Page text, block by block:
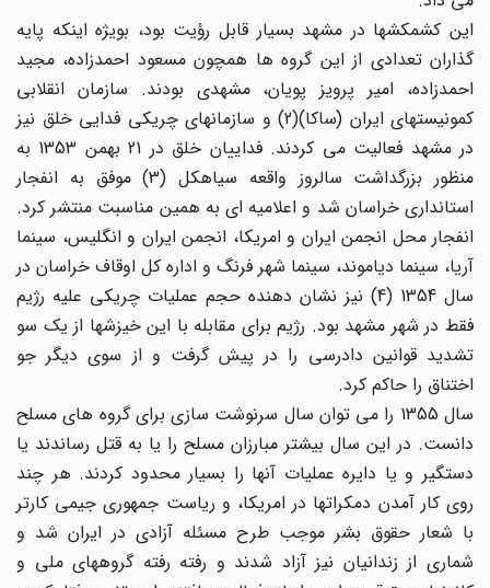
این کشمکشها در مشهد بسیار قابل رؤیت بود، بویژه اینکه پایه
گذاران تعدادی از این گروه ها همچون مسعود احمدزاده، مجید
احمدزاده، امیر پرویز پویان، مشهدی بودند. سازمان انقلابی
کمونیستهای ایران (ساکا)(2) و سازمانهای چریکی فدایی خلق نیز
در مشهد فعالیت می کردند. فداییان خلق در 21 بهمن 1353 به
منظور بزرگداشت سالروز واقعه سیاهکل (3) موفق به انفجار
استانداری خراسان شد و اعلامیه ای به همین مناسبت منتشر کرد.
انفجار محل انجمن ایران و امریکا، انجمن ایران و انگلیس، سینما
آریا، سینما دیاموند، سینما شهر فرنگ و اداره کل اوقاف خراسان در
سال 1354 (4) نیز نشان دهنده حجم عملیات چریکی علیه رژیم
فقط در شهر مشهد بود. رژیم برای مقابله با این خیزشها از یک سو
تشدید قوانین دادرسی را در پیش گرفت و از سوی دیگر جو
اختناق را حاکم کرد.
سال 1355 را می توان سال سرنوشت سازی برای گروه های مسلح
دانست. در این سال بیشتر مبارزان مسلح را یا به قتل رساندند یا
دستگیر و یا دایره عملیات آنها را بسیار محدود کردند. هر چند
روی کار آمدن دمکراتها در امریکا، و ریاست جمهوری جیمی کارتر
با شعار حقوق بشر موجب طرح مسئله آزادی در ایران شد و
شماری از زندانیان نیز آزاد شدند و رفته رفته گروههای ملی و